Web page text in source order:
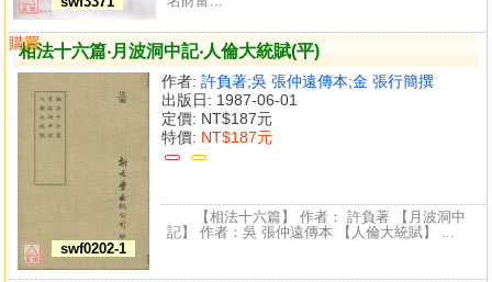
相法十六篇‧月波洞中記‧人倫大統賦(平)
swf0202-1
作者: 許負著;吳 張仲遠傳本;金 張行簡撰
出版日: 1987-06-01
定價: NT$187元
特價: NT$187元
購買
比較
【相法十六篇】 作者： 許負著 【月波洞中
記】 作者：吳 張仲遠傳本 【人倫大統賦】 ...